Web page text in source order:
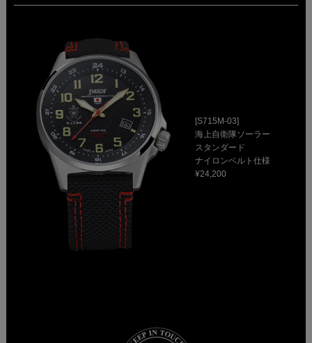
[S715M-03]
海上自衛隊ソーラー
スタンダード
ナイロンベルト仕様
¥24,200